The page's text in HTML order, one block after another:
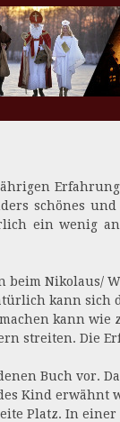
schönes
ein wenig
beim Nikolaus/
kann sich
kann
streiten. Die
Buch vor.
Kind erwähnt
Platz. In